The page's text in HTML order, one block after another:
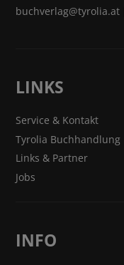
buchverlag@tyrolia.at
LINKS
Service & Kontakt
Tyrolia Buchhandlung
Links & Partner
Jobs
INFO